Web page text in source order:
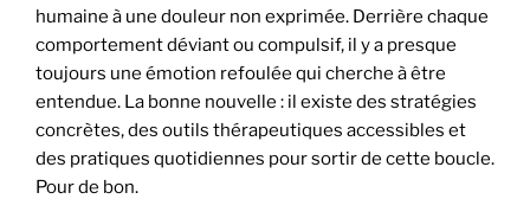
humaine à une douleur non exprimée. Derrière chaque
comportement déviant ou compulsif, il y a presque
toujours une émotion refoulée qui cherche à être
entendue. La bonne nouvelle : il existe des stratégies
concrètes, des outils thérapeutiques accessibles et
des pratiques quotidiennes pour sortir de cette boucle.
Pour de bon.